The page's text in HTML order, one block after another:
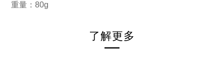
重量：80g
了解更多